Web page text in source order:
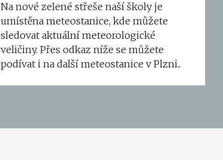
Na nové zelené střeše naší školy je
umístěna meteostanice, kde můžete
sledovat aktuální meteorologické
veličiny. Přes odkaz níže se můžete
podívat i na další meteostanice v Plzni..